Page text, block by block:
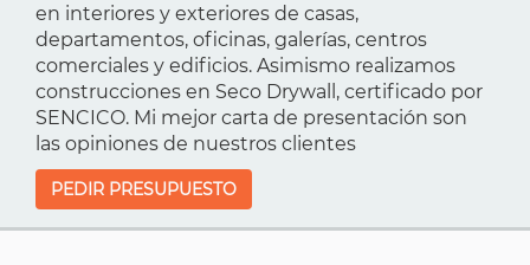
en interiores y exteriores de casas,
departamentos, oficinas, galerías, centros
comerciales y edificios. Asimismo realizamos
construcciones en Seco Drywall, certificado por
SENCICO. Mi mejor carta de presentación son
las opiniones de nuestros clientes
PEDIR PRESUPUESTO